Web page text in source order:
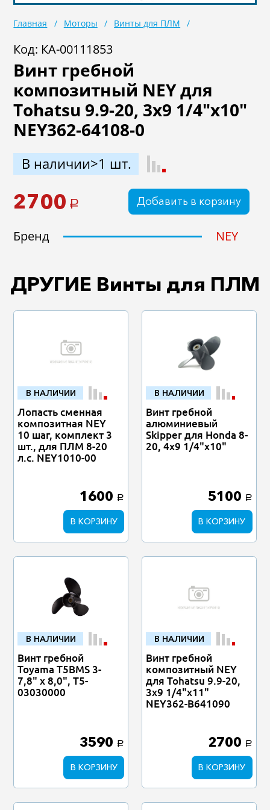
Масла
Иномарки
Крепеж колесный
Садовая техника
Лодки и моторы
Активный отдых
Электроинструмент
и оснастка
Главная Моторы Винты для ПЛМ
Код: КА-00111853
Винт гребной
композитный NEY для
Tohatsu 9.9-20, 3x9 1/4"x10"
NEY362-64108-0
В наличии>1 шт.
2700 a Добавить в корзину
Бренд NEY
ДРУГИЕ Винты для ПЛМ
В НАЛИЧИИ
Лопасть сменная
композитная NEY
10 шаг, комплект 3
шт., для ПЛМ 8-20
л.с. NEY1010-00
1600 a
В КОРЗИНУ
В НАЛИЧИИ
Винт гребной
алюминиевый
Skipper для Honda 8-
20, 4x9 1/4"x10"
5100 a
В КОРЗИНУ
В НАЛИЧИИ
Винт гребной
Toyama T5BMS 3-
7,8" x 8,0", T5-
03030000
3590 a
В КОРЗИНУ
В НАЛИЧИИ
Винт гребной
композитный NEY
для Tohatsu 9.9-20,
3x9 1/4"x11"
NEY362-B641090
2700 a
В КОРЗИНУ